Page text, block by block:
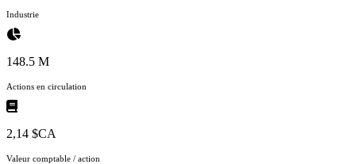
Industrie
148.5 M
Actions en circulation
2,14 $CA
Valeur comptable / action